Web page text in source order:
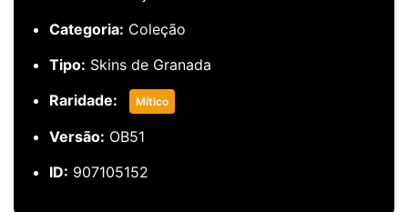
Categoria: Coleção
Tipo: Skins de Granada
Raridade:
Mítico
Versão: OB51
ID: 907105152